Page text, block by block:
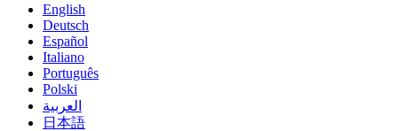
English
Deutsch
Español
Italiano
Português
Polski
العربية
日本語